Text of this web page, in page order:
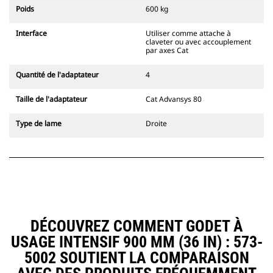
champ de vision du conducteur.
axes Cat sont compatibles avec les
pelles hydrauliques à chaînes 311-
Des attaches à largeur de
disponibles.
le système d'attache spéciale CW
CW sont dotées d'un système de
disponibles pour toutes les pelles
hydrauliques à chaines et sur
pneus.
Poids 600 kg
Interface
Utiliser comme attache à
claveter ou avec accouplement
par axes Cat
Quantité de l'adaptateur 4
Taille de l'adaptateur Cat Advansys 80
Type de lame Droite
DÉCOUVREZ COMMENT GODET À
USAGE INTENSIF 900 MM (36 IN) : 573-
5002 SOUTIENT LA COMPARAISON